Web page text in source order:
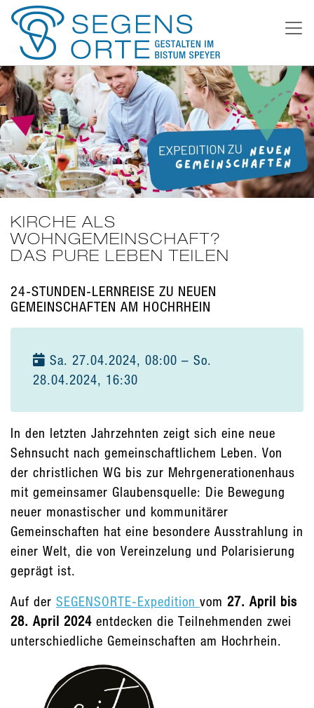
Weiter
zum
Inhalt
KIRCHE ALS
WOHNGEMEINSCHAFT?
DAS PURE LEBEN TEILEN
24-STUNDEN-LERNREISE ZU NEUEN
GEMEINSCHAFTEN AM HOCHRHEIN
Sa. 27.04.2024, 08:00 – So.
28.04.2024, 16:30
In den letzten Jahrzehnten zeigt sich eine neue
Sehnsucht nach gemeinschaftlichem Leben. Von
der christlichen WG bis zur Mehrgenerationenhaus
mit gemeinsamer Glaubensquelle: Die Bewegung
neuer monastischer und kommunitärer
Gemeinschaften hat eine besondere Ausstrahlung in
einer Welt, die von Vereinzelung und Polarisierung
geprägt ist.
Auf der SEGENSORTE-Expedition vom 27. April bis
28. April 2024 entdecken die Teilnehmenden zwei
unterschiedliche Gemeinschaften am Hochrhein.